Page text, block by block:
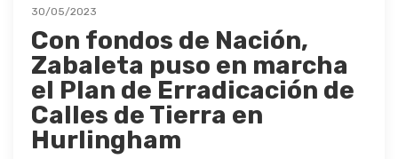
30/05/2023
Con fondos de Nación,
Zabaleta puso en marcha
el Plan de Erradicación de
Calles de Tierra en
Hurlingham